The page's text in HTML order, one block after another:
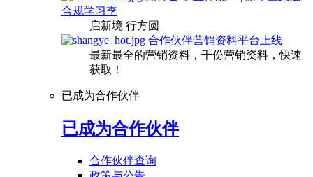
合规学习季
启新境 行方圆
合作伙伴营销资料平台上线
最新最全的营销资料，千份营销资料，快速
获取！
已成为合作伙伴
已成为合作伙伴
合作伙伴查询